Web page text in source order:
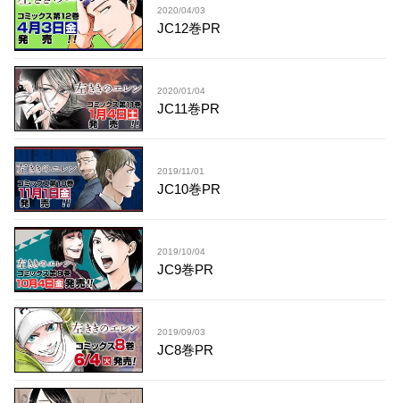
2020/04/03
JC12巻PR
2020/01/04
JC11巻PR
2019/11/01
JC10巻PR
2019/10/04
JC9巻PR
2019/09/03
JC8巻PR